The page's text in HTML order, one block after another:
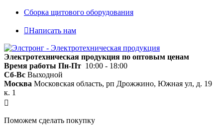
Сборка щитового оборудования
Написать нам
Электротехническая продукция по оптовым ценам
Время работы Пн-Пт 10:00 - 18:00
Сб-Вс Выходной
Москва Московская область, рп Дрожжино, Южная ул, д. 19
к. 1
Поможем сделать покупку